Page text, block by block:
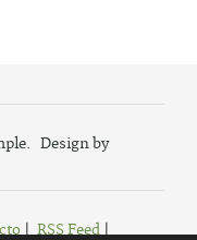
Design by
| RSS Feed|